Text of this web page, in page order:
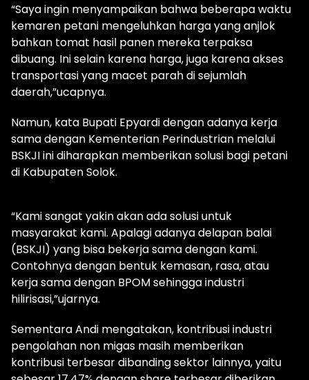
“Saya ingin menyampaikan bahwa beberapa waktu
kemaren petani mengeluhkan harga yang anjlok
bahkan tomat hasil panen mereka terpaksa
dibuang. Ini selain karena harga, juga karena akses
transportasi yang macet parah di sejumlah
daerah,”ucapnya.
Namun, kata Bupati Epyardi dengan adanya kerja
sama dengan Kementerian Perindustrian melalui
BSKJI ini diharapkan memberikan solusi bagi petani
di Kabupaten Solok.
“Kami sangat yakin akan ada solusi untuk
masyarakat kami. Apalagi adanya delapan balai
(BSKJI) yang bisa bekerja sama dengan kami.
Contohnya dengan bentuk kemasan, rasa, atau
kerja sama dengan BPOM sehingga industri
hilirisasi,”ujarnya.
Sementara Andi mengatakan, kontribusi industri
pengolahan non migas masih memberikan
kontribusi terbesar dibanding sektor lainnya, yaitu